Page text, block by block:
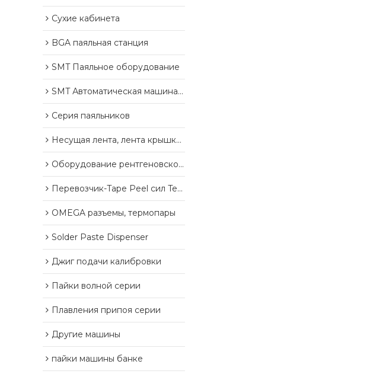
Сухие кабинета
BGA паяльная станция
SMT Паяльное оборудование
SMT Автоматическая машина для резки ленты
Серия паяльников
Несущая лента, лента крышки, пластиковые изделия Reel
Оборудование рентгеновского контроля
Перевозчик-Tape Peel сил Tester
OMEGA разъемы, термопары
Solder Paste Dispenser
Джиг подачи калибровки
Пайки волной серии
Плавления припоя серии
Другие машины
пайки машины банке